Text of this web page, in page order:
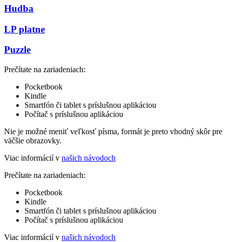
Hudba
LP platne
Puzzle
Prečítate na zariadeniach:
Pocketbook
Kindle
Smartfón či tablet s príslušnou aplikáciou
Počítač s príslušnou aplikáciou
Nie je možné meniť veľkosť písma, formát je preto vhodný skôr pre
väčšie obrazovky.
Viac informácií v našich návodoch
Prečítate na zariadeniach:
Pocketbook
Kindle
Smartfón či tablet s príslušnou aplikáciou
Počítač s príslušnou aplikáciou
Viac informácií v našich návodoch